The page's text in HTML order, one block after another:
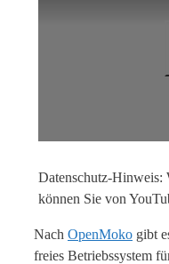
Datenschutz-Hinweis:
können Sie von
Nach OpenMoko gibt
freies Betriebssystem